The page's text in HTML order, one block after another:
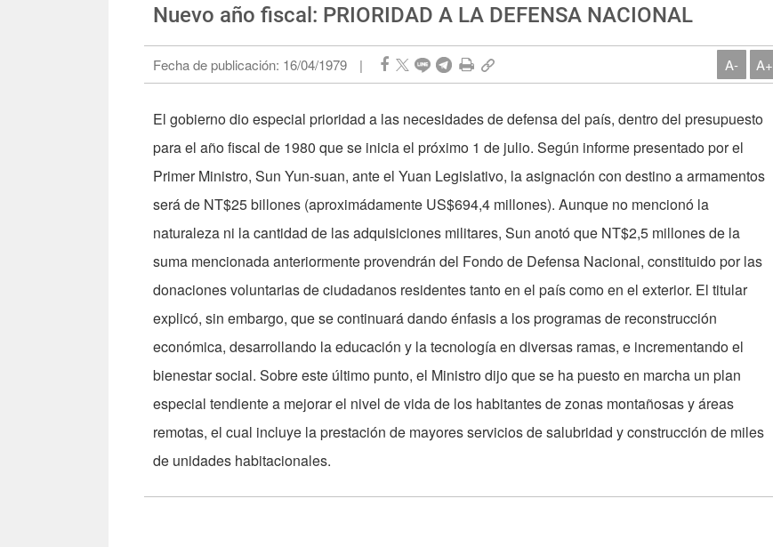
Nuevo año fiscal: PRIORIDAD A LA DEFENSA NACIONAL
Fecha de publicación: 16/04/1979 | A- A+
El gobierno dio especial prioridad a las necesidades de defensa del país, dentro del presupuesto
para el año fiscal de 1980 que se inicia el próximo 1 de julio. Según informe presentado por el
Primer Ministro, Sun Yun-suan, ante el Yuan Legislativo, la asignación con destino a armamentos
será de NT$25 billones (aproximádamente US$694,4 millones). Aunque no mencionó la
naturaleza ni la cantidad de las adquisiciones militares, Sun anotó que NT$2,5 millones de la
suma mencionada anteriormente provendrán del Fondo de Defensa Nacional, constituido por las
donaciones voluntarias de ciudadanos residentes tanto en el país como en el exterior. El titular
explicó, sin embargo, que se continuará dando énfasis a los programas de reconstrucción
económica, desarrollando la educación y la tecnología en diversas ramas, e incrementando el
bienestar social. Sobre este último punto, el Ministro dijo que se ha puesto en marcha un plan
especial tendiente a mejorar el nivel de vida de los habitantes de zonas montañosas y áreas
remotas, el cual incluye la prestación de mayores servicios de salubridad y construcción de miles
de unidades habitacionales.